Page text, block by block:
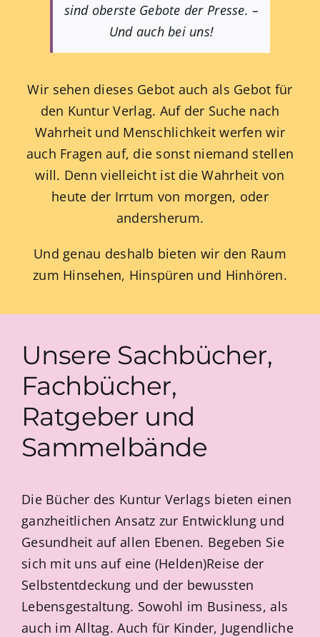
sind oberste Gebote der Presse. –
Und auch bei uns!
Wir sehen dieses Gebot auch als Gebot für
den Kuntur Verlag. Auf der Suche nach
Wahrheit und Menschlichkeit werfen wir
auch Fragen auf, die sonst niemand stellen
will. Denn vielleicht ist die Wahrheit von
heute der Irrtum von morgen, oder
andersherum.
Und genau deshalb bieten wir den Raum
zum Hinsehen, Hinspüren und Hinhören.
Unsere Sachbücher,
Fachbücher,
Ratgeber und
Sammelbände
Die Bücher des Kuntur Verlags bieten einen
ganzheitlichen Ansatz zur Entwicklung und
Gesundheit auf allen Ebenen. Begeben Sie
sich mit uns auf eine (Helden)Reise der
Selbstentdeckung und der bewussten
Lebensgestaltung. Sowohl im Business, als
auch im Alltag. Auch für Kinder, Jugendliche